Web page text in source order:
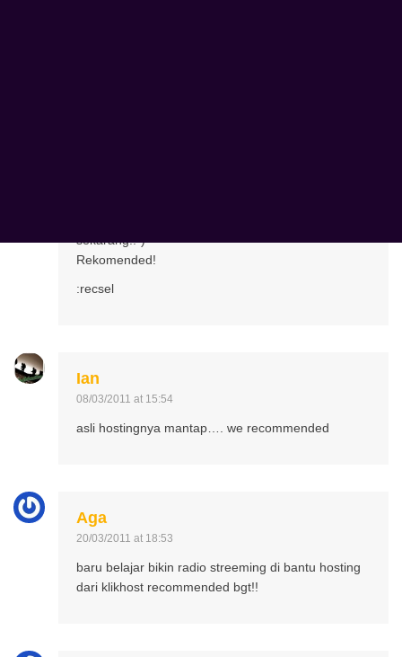
sekarang!:-)
Rekomended!
:recsel
Ian
08/03/2011 at 15:54
asli hostingnya mantap…. we recommended
Aga
20/03/2011 at 18:53
baru belajar bikin radio streeming di bantu hosting
dari klikhost recommended bgt!!